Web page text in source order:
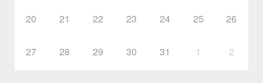
20 21 22 23 24 25 26
27 28 29 30 31 1 2